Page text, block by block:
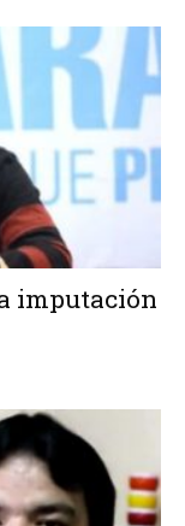
imputación